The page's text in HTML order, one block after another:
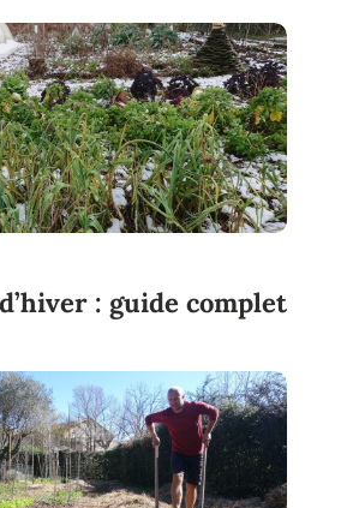
: guide complet